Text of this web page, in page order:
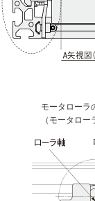
モータローラ
（モータロ